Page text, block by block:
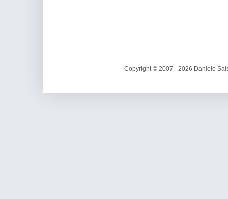
Copyright © 2007 - 2026 Daniele